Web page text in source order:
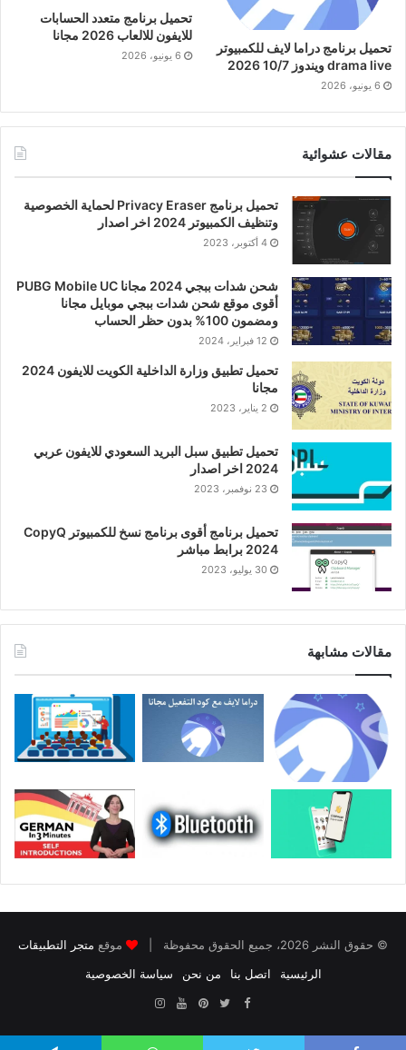
تحميل برنامج دراما لايف للكمبيوتر
drama live ويندوز 10/7 2026
6 يونيو، 2026
تحميل برنامج متعدد الحسابات
للايفون للالعاب 2026 مجانا
6 يونيو، 2026
مقالات عشوائية
تحميل برنامج Privacy Eraser لحماية الخصوصية
وتنظيف الكمبيوتر 2024 اخر اصدار
4 أكتوبر، 2023
شحن شدات ببجي 2024 مجانا PUBG Mobile UC
أقوى موقع شحن شدات ببجي موبايل مجانا
ومضمون 100% بدون حظر الحساب
12 فبراير، 2024
تحميل تطبيق وزارة الداخلية الكويت للايفون 2024
مجانا
2 يناير، 2023
تحميل تطبيق سبل البريد السعودي للايفون عربي
2024 اخر اصدار
23 نوفمبر، 2023
تحميل برنامج أقوى برنامج نسخ للكمبيوتر CopyQ
2024 برابط مباشر
30 يوليو، 2023
مقالات مشابهة
© حقوق النشر 2026، جميع الحقوق محفوظة | موقع متجر التطبيقات
الرئيسية
اتصل بنا من نحن سياسة الخصوصية